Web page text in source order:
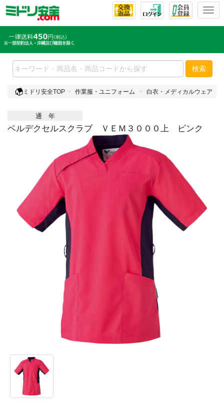
T
l
e
n
v
検索
ミドリ安全TOP 作業服・ユニフォーム 白衣・メディカルウェア
通 年
ベルデクセルスクラブ ＶＥＭ３０００上 ピンク